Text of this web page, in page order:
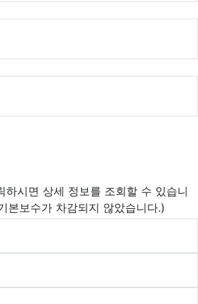
하시면 상세 정보를 조회할 수 있습니
본보수가 차감되지 않았습니다.)